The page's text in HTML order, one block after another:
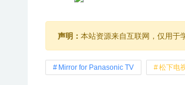
声明： 本站资源来自互联网，仅用于
Mirror for Panasonic TV 松下电